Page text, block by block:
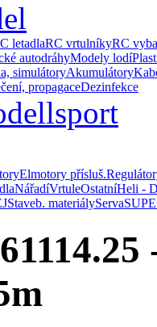
letadlaRC vrtulníkyRC
autodráhyModely lodí
simulátoryAkumulátory
propagaceDezinfekce
Elmotory přísluš.
NářadíVrtuleOstatníHeli -
Staveb. materiályServa